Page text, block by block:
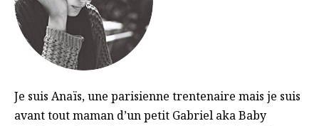
Je suis Anaïs, une parisienne trentenaire mais je suis
avant tout maman d’un petit Gabriel aka Baby